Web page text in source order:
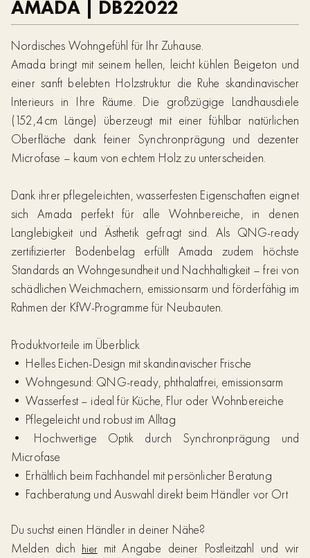
AMADA | DB22022
Nordisches Wohngefühl für Ihr Zuhause.
Amada bringt mit seinem hellen, leicht kühlen Beigeton und
einer sanft belebten Holzstruktur die Ruhe skandinavischer
Interieurs in Ihre Räume. Die großzügige Landhausdiele
(152,4 cm Länge) überzeugt mit einer fühlbar natürlichen
Oberfläche dank feiner Synchronprägung und dezenter
Microfase – kaum von echtem Holz zu unterscheiden.
Dank ihrer pflegeleichten, wasserfesten Eigenschaften eignet
sich Amada perfekt für alle Wohnbereiche, in denen
Langlebigkeit und Ästhetik gefragt sind. Als QNG-ready
zertifizierter Bodenbelag erfüllt Amada zudem höchste
Standards an Wohngesundheit und Nachhaltigkeit – frei von
schädlichen Weichmachern, emissionsarm und förderfähig im
Rahmen der KfW-Programme für Neubauten.
Produktvorteile im Überblick
• Helles Eichen-Design mit skandinavischer Frische
• Wohngesund: QNG-ready, phthalatfrei, emissionsarm
• Wasserfest – ideal für Küche, Flur oder Wohnbereiche
• Pflegeleicht und robust im Alltag
• Hochwertige Optik durch Synchronprägung und
Microfase
• Erhältlich beim Fachhandel mit persönlicher Beratung
• Fachberatung und Auswahl direkt beim Händler vor Ort
Du suchst einen Händler in deiner Nähe?
Melden dich hier mit Angabe deiner Postleitzahl und wir